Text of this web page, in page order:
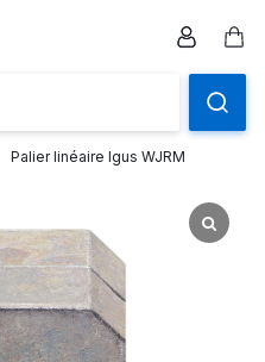
Palier linéaire Igus WJRM